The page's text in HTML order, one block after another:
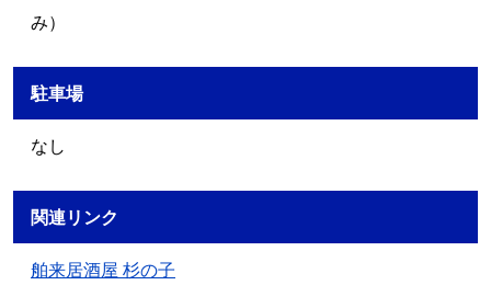
み）
駐車場
なし
関連リンク
舶来居酒屋 杉の子